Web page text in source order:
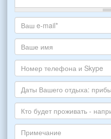
Какое
жилье
хотите
снять,
укажите
пожалуйста
НОМЕР
варианта:
*
Ваш
адрес
электронной
почты
*
Ваше
имя
Номер
телефона
и
Skype
Даты
Вашего
отдыха:
прибытия
Кто
будет